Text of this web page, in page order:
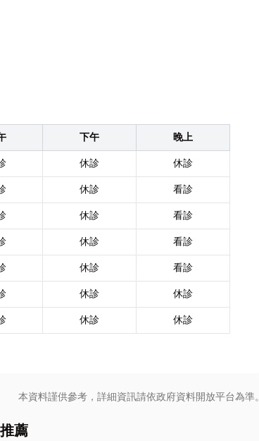
下午
晚上
休診
休診
休診
看診
休診
看診
休診
看診
休診
看診
休診
休診
休診 休診
本資料謹供參考，詳細資訊請依政府資料開放平台為準。
薦